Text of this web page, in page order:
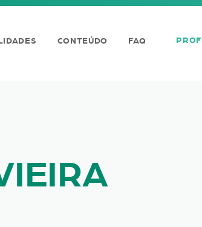
CONTEÚDO FAQ
Dos Índios: